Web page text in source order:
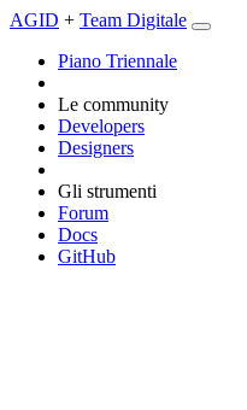
AGID + Team Digitale
Piano Triennale
Le community
Developers
Designers
Gli strumenti
Forum
Docs
GitHub